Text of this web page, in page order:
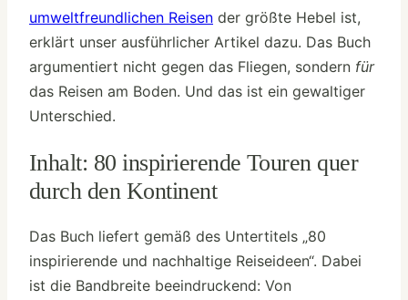
umweltfreundlichen Reisen der größte Hebel ist,
erklärt unser ausführlicher Artikel dazu. Das Buch
argumentiert nicht gegen das Fliegen, sondern für
das Reisen am Boden. Und das ist ein gewaltiger
Unterschied.
Inhalt: 80 inspirierende Touren quer
durch den Kontinent
Das Buch liefert gemäß des Untertitels „80
inspirierende und nachhaltige Reiseideen“. Dabei
ist die Bandbreite beeindruckend: Von